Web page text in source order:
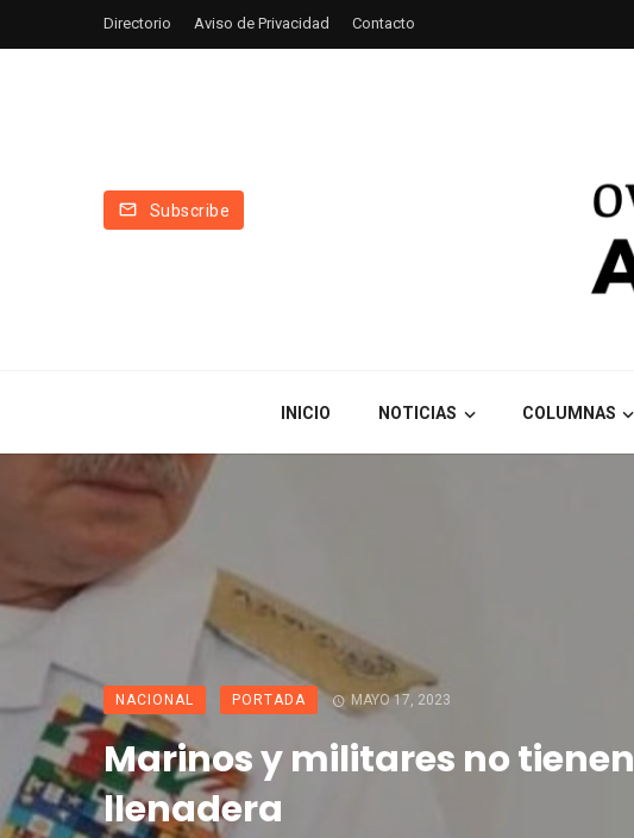
Directorio Aviso de Privacidad Contacto
Subscribe
INICIO NOTICIAS COLUMNAS
NACIONAL PORTADA MAYO 17, 2023
Marinos y militares no tienen
llenadera